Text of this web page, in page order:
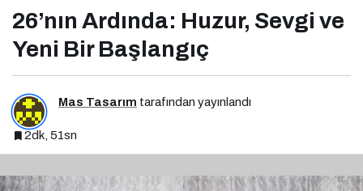
26’nın Ardında: Huzur, Sevgi ve
Yeni Bir Başlangıç
Mas Tasarım tarafından yayınlandı
2dk, 51sn